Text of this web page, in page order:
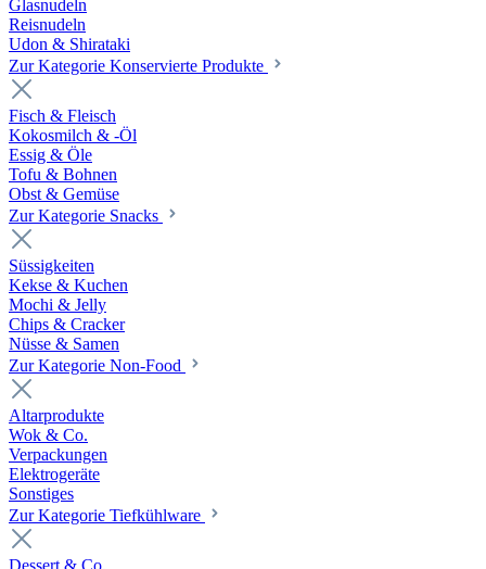
Glasnudeln
Reisnudeln
Udon & Shirataki
Zur Kategorie Konservierte Produkte
Fisch & Fleisch
Kokosmilch & -Öl
Essig & Öle
Tofu & Bohnen
Obst & Gemüse
Zur Kategorie Snacks
Süssigkeiten
Kekse & Kuchen
Mochi & Jelly
Chips & Cracker
Nüsse & Samen
Zur Kategorie Non-Food
Altarprodukte
Wok & Co.
Verpackungen
Elektrogeräte
Sonstiges
Zur Kategorie Tiefkühlware
Dessert & Co.